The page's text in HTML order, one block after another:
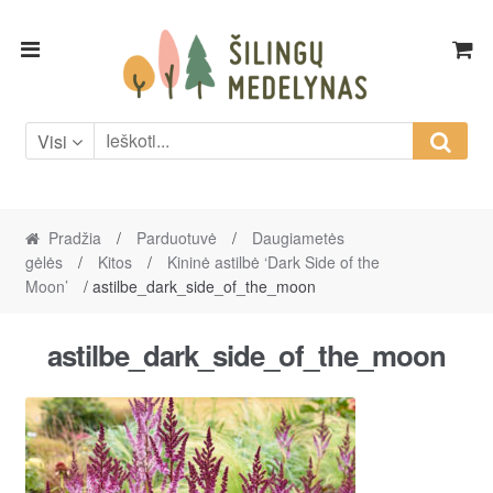
Skip
Skip
Visi
Pradžia / Parduotuvė /
Daugiametės
gėlės
/ Kitos /
Kininė astilbė ‘Dark Side of the
Moon’
/ astilbe_dark_side_of_the_moon
astilbe_dark_side_of_the_moon